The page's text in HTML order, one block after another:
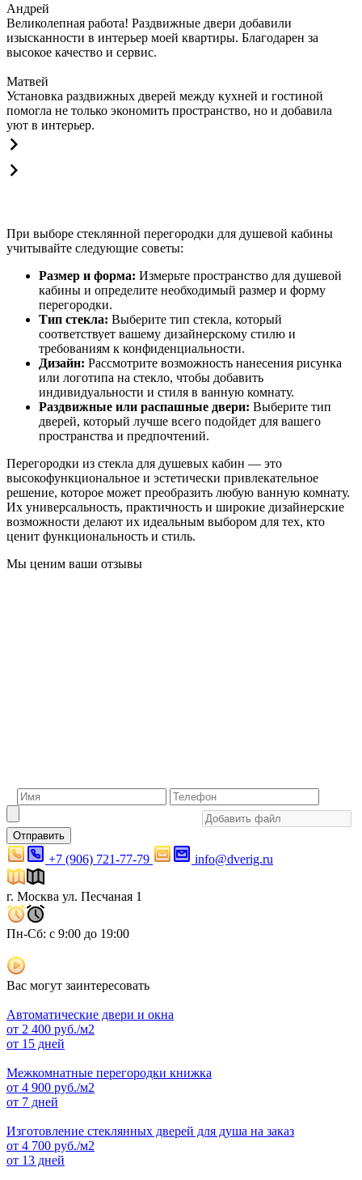
Андрей
Великолепная работа! Раздвижные двери добавили
изысканности в интерьер моей квартиры. Благодарен за
высокое качество и сервис.
Матвей
Установка раздвижных дверей между кухней и гостиной
помогла не только экономить пространство, но и добавила
уют в интерьер.
При выборе стеклянной перегородки для душевой кабины
учитывайте следующие советы:
Размер и форма: Измерьте пространство для душевой
кабины и определите необходимый размер и форму
перегородки.
Тип стекла: Выберите тип стекла, который
соответствует вашему дизайнерскому стилю и
требованиям к конфиденциальности.
Дизайн: Рассмотрите возможность нанесения рисунка
или логотипа на стекло, чтобы добавить
индивидуальности и стиля в ванную комнату.
Раздвижные или распашные двери: Выберите тип
дверей, который лучше всего подойдет для вашего
пространства и предпочтений.
Перегородки из стекла для душевых кабин — это
высокофункциональное и эстетически привлекательное
решение, которое может преобразить любую ванную комнату.
Их универсальность, практичность и широкие дизайнерские
возможности делают их идеальным выбором для тех, кто
ценит функциональность и стиль.
Мы ценим ваши отзывы
Отправить
+7 (906) 721-77-79 info@dverig.ru
г. Москва ул. Песчаная 1
Пн-Сб: с 9:00 до 19:00
Вас могут заинтересовать
Автоматические двери и окна
от 2 400 руб./м2
от 15 дней
Межкомнатные перегородки книжка
от 4 900 руб./м2
от 7 дней
Изготовление стеклянных дверей для душа на заказ
от 4 700 руб./м2
от 13 дней